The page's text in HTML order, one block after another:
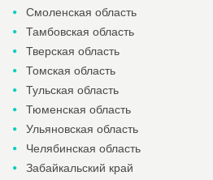
Смоленская область
Тамбовская область
Тверская область
Томская область
Тульская область
Тюменская область
Ульяновская область
Челябинская область
Забайкальский край